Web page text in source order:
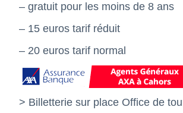
– gratuit pour les moins de 8 ans
– 15 euros tarif réduit
– 20 euros tarif normal
> Billetterie sur place Office de